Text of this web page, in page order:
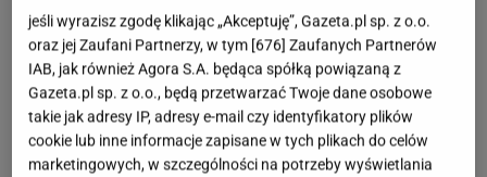
Ewa Kasprzykto aktorka, której nikomu nie trzeba
przedstawiać. Wystąpiła w wielu znanych
produkcjach. Widzowie oglądali ją m.in. w
"Dziewczętach z Nowolipek", "Medium"
oraz"Przyjaciółkach". Obecnie zasiada także w
gronie jurorów w programie"Taniec z gwiazdami"
jeśli wyrazisz zgodę klikając „Akceptuję”, Gazeta.pl sp. z o.o.
oraz jej Zaufani Partnerzy, w tym [676] Zaufanych Partnerów
IAB, jak również Agora S.A. będąca spółką powiązaną z
Gazeta.pl sp. z o.o., będą przetwarzać Twoje dane osobowe
takie jak adresy IP, adresy e-mail czy identyfikatory plików
cookie lub inne informacje zapisane w tych plikach do celów
marketingowych, w szczególności na potrzeby wyświetlania